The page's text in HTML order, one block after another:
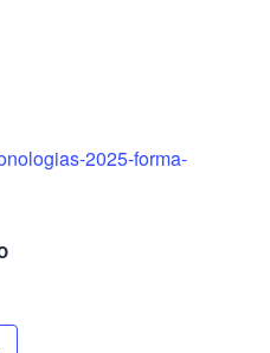
2025-forma-